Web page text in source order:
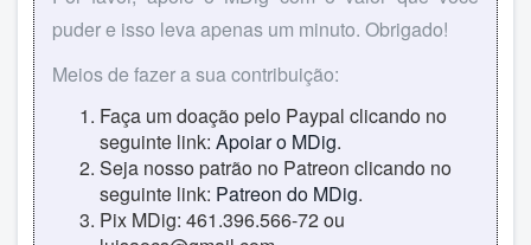
puder e isso leva apenas um minuto. Obrigado!
Meios de fazer a sua contribuição:
Faça um doação pelo Paypal clicando no
seguinte link: Apoiar o MDig.
Seja nosso patrão no Patreon clicando no
seguinte link: Patreon do MDig.
Pix MDig: 461.396.566-72 ou